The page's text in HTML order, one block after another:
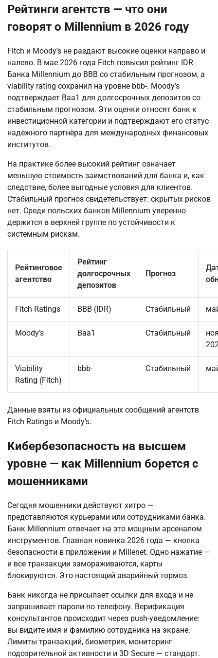
Рейтинги агентств — что они
говорят о Millennium в 2026 году
Fitch и Moody’s не раздают высокие оценки направо и
налево. В мае 2026 года Fitch повысил рейтинг IDR
Банка Millennium до BBB со стабильным прогнозом, а
viability rating сохранил на уровне bbb-. Moody’s
подтверждает Baa1 для долгосрочных депозитов со
стабильным прогнозом. Эти оценки относят банк к
инвестиционной категории и подтверждают его статус
надёжного партнёра для международных финансовых
институтов.
На практике более высокий рейтинг означает
меньшую стоимость заимствований для банка и, как
следствие, более выгодные условия для клиентов.
Стабильный прогноз свидетельствует: скрытых рисков
нет. Среди польских банков Millennium уверенно
держится в верхней группе по устойчивости к
системным рискам.
Рейтинговое
агентство
Рейтинг
долгосрочных
депозитов
Прогноз
Fitch Ratings BBB (IDR) Стабильный
Moody’s Baa1 Стабильный
Viability
Rating (Fitch)
bbb- Стабильный
Данные взяты из официальных сообщений агентств
Fitch Ratings и Moody’s.
Кибербезопасность на высшем
уровне — как Millennium борется с
мошенниками
Сегодня мошенники действуют хитро —
представляются курьерами или сотрудниками банка.
Банк Millennium отвечает на это мощным арсеналом
инструментов. Главная новинка 2026 года — кнопка
безопасности в приложении и Millenet. Одно нажатие —
и все транзакции замораживаются, карты
блокируются. Это настоящий аварийный тормоз.
Банк никогда не присылает ссылки для входа и не
запрашивает пароли по телефону. Верификация
консультантов происходит через push-уведомление:
вы видите имя и фамилию сотрудника на экране.
Лимиты транзакций, биометрия, мониторинг
подозрительной активности и 3D Secure — стандарт.